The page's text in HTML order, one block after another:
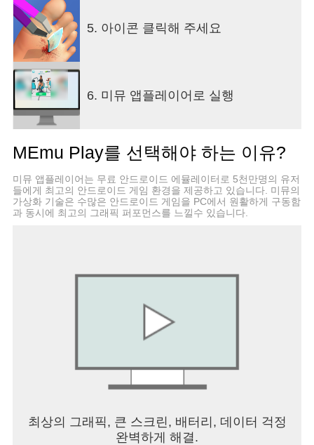
5. 아이콘 클릭해 주세요
6. 미뮤 앱플레이어로 실행
MEmu Play를 선택해야 하는 이유?
미뮤 앱플레이어는 무료 안드로이드 에뮬레이터로 5천만명의 유저
들에게 최고의 안드로이드 게임 환경을 제공하고 있습니다. 미뮤의
가상화 기술은 수많은 안드로이드 게임을 PC에서 원활하게 구동함
과 동시에 최고의 그래픽 퍼포먼스를 느낄수 있습니다.
최상의 그래픽, 큰 스크린, 배터리, 데이터 걱정
완벽하게 해결.